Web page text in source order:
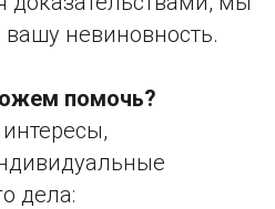
невиновность.
помочь?
дела: